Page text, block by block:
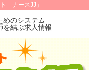
「ナースJJ」
めのシステム
を結ぶ求人情報